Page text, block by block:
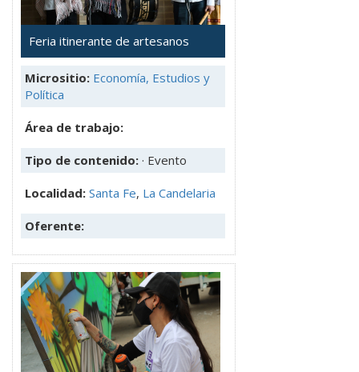
Feria itinerante de artesanos
Micrositio: Economía, Estudios y
Política
Área de trabajo:
Tipo de contenido: · Evento
Localidad: Santa Fe, La Candelaria
Oferente: